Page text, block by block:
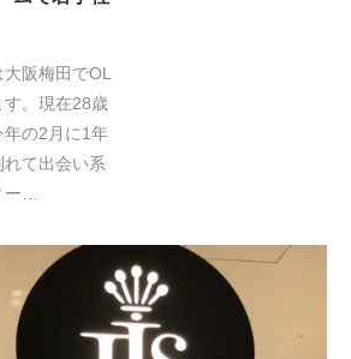
阪梅田でOL
す。現在28歳
年の2月に1年
て出会い系
…